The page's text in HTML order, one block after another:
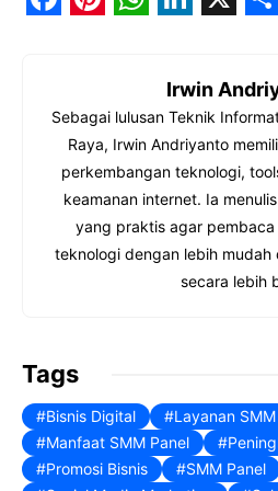
n
t
e
r
e
a
t
s
A
p
n
k
e
d
I
a
r
e
Irwin
Sebagai lulusan Teknik
Raya, Irwin Andriyanto
perkembangan teknologi,
keamanan internet. Ia
yang praktis agar pembaca
teknologi dengan lebih mudah
secara lebih
Tags
Bisnis Digital
Layanan SMM
Manfaat SMM Panel
Promosi Bisnis
SMM Panel